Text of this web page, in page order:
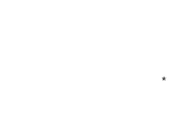
*